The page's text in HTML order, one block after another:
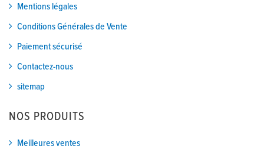
Mentions légales
Conditions Générales de Vente
Paiement sécurisé
Contactez-nous
sitemap
NOS PRODUITS
Meilleures ventes